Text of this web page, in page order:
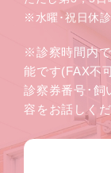
※水曜･祝日休診
※診察時間内
能です(FAX不
診察券番号･飼
容をお話しくだ